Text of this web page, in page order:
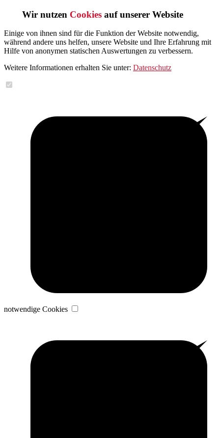
Wir nutzen Cookies auf unserer Website
Einige von ihnen sind für die Funktion der Website notwendig,
während andere uns helfen, unsere Website und Ihre Erfahrung mit
Hilfe von anonymen statischen Auswertungen zu verbessern.
Weitere Informationen erhalten Sie unter: Datenschutz
notwendige Cookies